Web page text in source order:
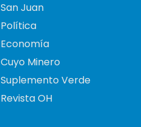
San Juan
Política
Economía
Cuyo Minero
Suplemento Verde
Revista OH